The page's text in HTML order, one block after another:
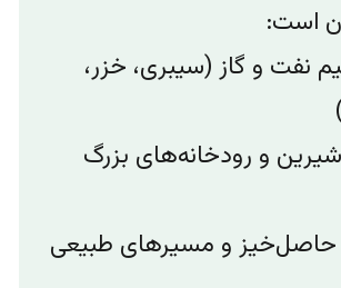
است:
نفت و گاز (سیبری، خزر،
و رودخانه‌های بزرگ
حاصل‌خیز و مسیرهای طبیعی